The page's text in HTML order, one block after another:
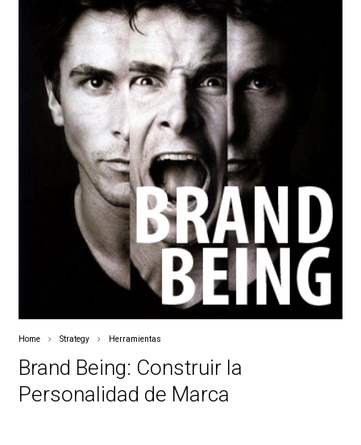
Home Strategy Herramientas
Brand Being: Construir la
Personalidad de Marca